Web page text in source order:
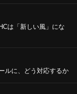
は「新しい風」にな
ルに、どう対応するか